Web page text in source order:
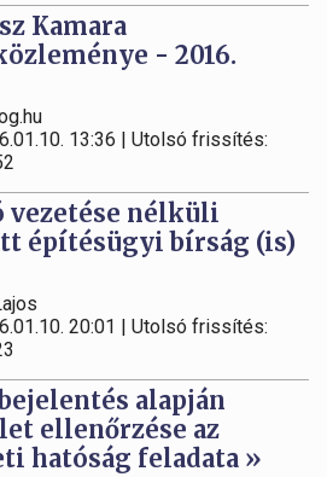
Kamara
- 2016.
13:36 | Utolsó frissítés:
vezetése nélküli
építésügyi bírság (is)
20:01 | Utolsó frissítés:
alapján
ellenőrzése az
hatóság feladata »